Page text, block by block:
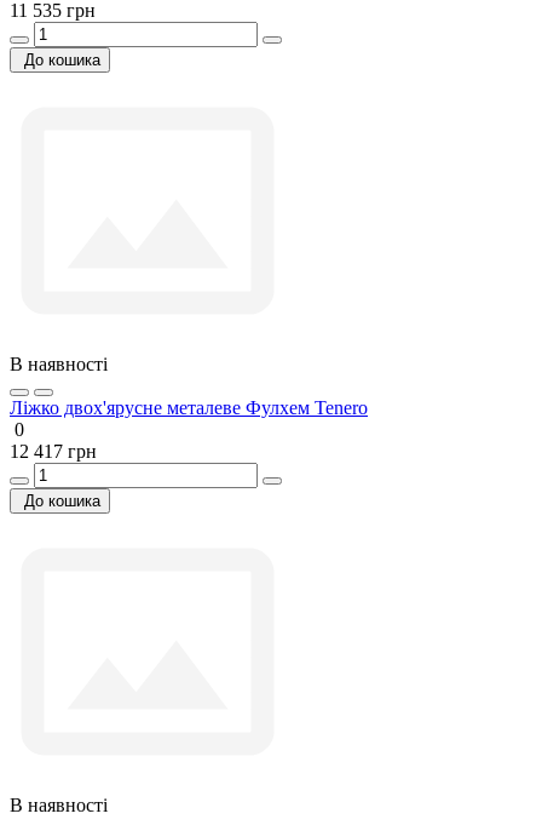
11 535 грн
До кошика
В наявності
Ліжко двох'ярусне металеве Фулхем Tenero
0
12 417 грн
До кошика
В наявності